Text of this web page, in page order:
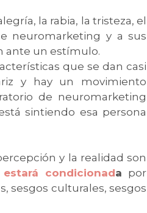
la rabia, la tristeza, el
neuromarketing y a sus
ante un estímulo.
que se dan casi
y hay un movimiento
de neuromarketing
sintiendo esa persona
y la realidad son
condicionada por
sesgos culturales, sesgos